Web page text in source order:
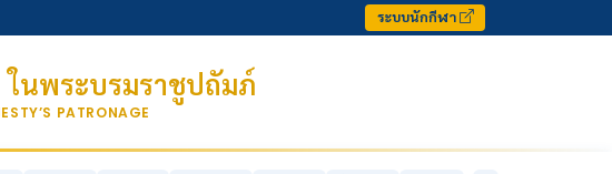
ระบบนักกีฬา
ในพระบรมราชูปถัมภ์
PATRONAGE